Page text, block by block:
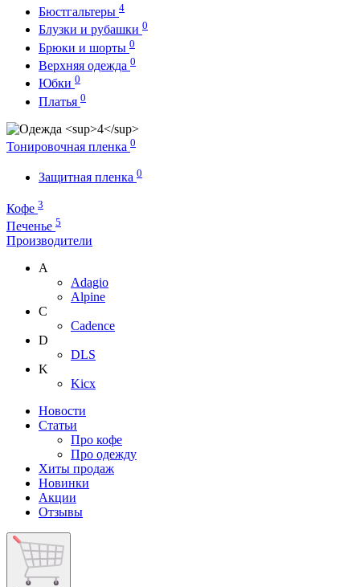
Бюстгальтеры 4
Блузки и рубашки 0
Брюки и шорты 0
Верхняя одежда 0
Юбки 0
Платья 0
Тонировочная пленка 0
Защитная пленка 0
Кофе 3
Печенье 5
Производители
A
Adagio
Alpine
C
Cadence
D
DLS
K
Kicx
Новости
Статьи
Про кофе
Про одежду
Хиты продаж
Новинки
Акции
Отзывы